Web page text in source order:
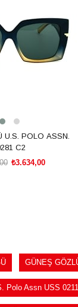
U.S. POLO ASSN.
C2
₺3.634,00
GÜNEŞ
Polo Assn USS 0211